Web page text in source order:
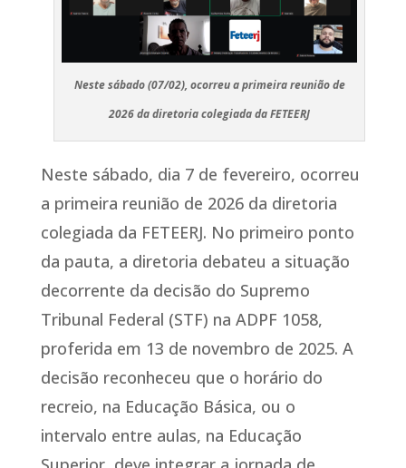
Neste sábado (07/02), ocorreu a primeira reunião de
2026 da diretoria colegiada da FETEERJ
Neste sábado, dia 7 de fevereiro, ocorreu
a primeira reunião de 2026 da diretoria
colegiada da FETEERJ. No primeiro ponto
da pauta, a diretoria debateu a situação
decorrente da decisão do Supremo
Tribunal Federal (STF) na ADPF 1058,
proferida em 13 de novembro de 2025. A
decisão reconheceu que o horário do
recreio, na Educação Básica, ou o
intervalo entre aulas, na Educação